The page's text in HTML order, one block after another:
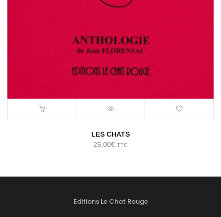
LES CHATS
25,00€ TTC
Editions Le Chat Rouge